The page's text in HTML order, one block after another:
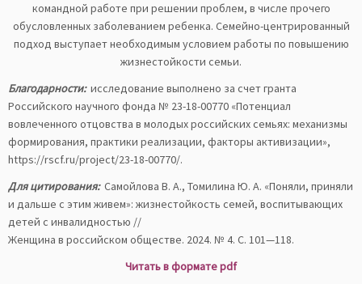
командной работе при решении проблем, в числе прочего
обусловленных заболеванием ребенка. Семейно-центрированный
подход выступает необходимым условием работы по повышению
жизнестойкости семьи.
Благодарности:исследование выполнено за счет гранта
Российского научного фонда № 23-18-00770 «Потенциал
вовлеченного отцовства в молодых российских семьях: механизмы
формирования, практики реализации, факторы активизации»,
https://rscf.ru/project/23-18-00770/.
Для цитирования:Самойлова В. А., Томилина Ю. А. «Поняли, приняли
и дальше с этим живем»: жизнестойкость семей, воспитывающих
детей с инвалидностью //
Женщина в российском обществе. 2024. № 4. С. 101—118.
Читать в формате pdf